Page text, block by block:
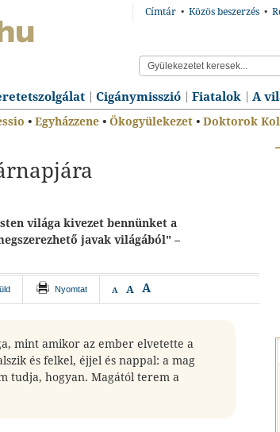
Címtár • Közös beszerzés •
Cigánymisszió Fiatalok A
• Egyházzene • Ökogyülekezet • Doktorok
világa kivezet bennünket a
javak világából" –
Nyomtat A A A
mint amikor az ember elvetette a
és felkel, éjjel és nappal: a mag
tudja, hogyan. Magától terem a